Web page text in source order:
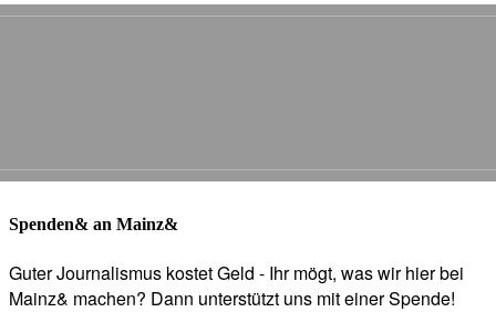
Spenden& an Mainz&
Guter Journalismus kostet Geld - Ihr mögt, was wir hier bei
Mainz& machen? Dann unterstützt uns mit einer Spende!